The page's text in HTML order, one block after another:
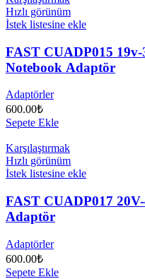
Hızlı görünüm
İstek listesine ekle
FAST CUADP015
Notebook Adaptör
Adaptörler
600.00₺
Sepete Ekle
Karşılaştırmak
Hızlı görünüm
İstek listesine ekle
FAST CUADP017
Adaptör
Adaptörler
600.00₺
Sepete Ekle